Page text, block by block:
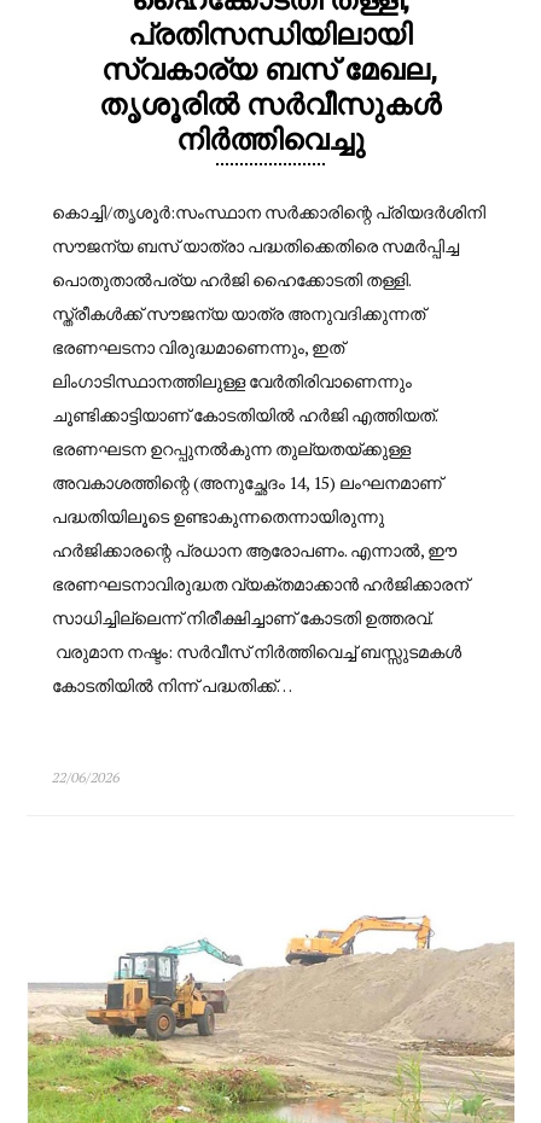
പ്രതിസന്ധിയിലായി
സ്വകാര്യ ബസ് മേഖല,
തൃശൂരിൽ സർവീസുകൾ
നിർത്തിവെച്ചു
കൊച്ചി/തൃശൂർ:സംസ്ഥാന സർക്കാരിന്റെ പ്രിയദർശിനി
സൗജന്യ ബസ് യാത്രാ പദ്ധതിക്കെതിരെ സമർപ്പിച്ച
പൊതുതാൽപര്യ ഹർജി ഹൈക്കോടതി തള്ളി.
സ്ത്രീകൾക്ക് സൗജന്യ യാത്ര അനുവദിക്കുന്നത്
ഭരണഘടനാ വിരുദ്ധമാണെന്നും, ഇത്
ലിംഗാടിസ്ഥാനത്തിലുള്ള വേർതിരിവാണെന്നും
ചൂണ്ടിക്കാട്ടിയാണ് കോടതിയിൽ ഹർജി എത്തിയത്.
ഭരണഘടന ഉറപ്പുനൽകുന്ന തുല്യതയ്ക്കുള്ള
അവകാശത്തിന്റെ (അനുച്ഛേദം 14, 15) ലംഘനമാണ്
പദ്ധതിയിലൂടെ ഉണ്ടാകുന്നതെന്നായിരുന്നു
ഹർജിക്കാരന്റെ പ്രധാന ആരോപണം. എന്നാൽ, ഈ
ഭരണഘടനാവിരുദ്ധത വ്യക്തമാക്കാൻ ഹർജിക്കാരന്
സാധിച്ചില്ലെന്ന് നിരീക്ഷിച്ചാണ് കോടതി ഉത്തരവ്.
വരുമാന നഷ്ടം: സർവീസ് നിർത്തിവെച്ച് ബസ്സുടമകൾ
കോടതിയിൽ നിന്ന് പദ്ധതിക്ക്…
22/06/2026